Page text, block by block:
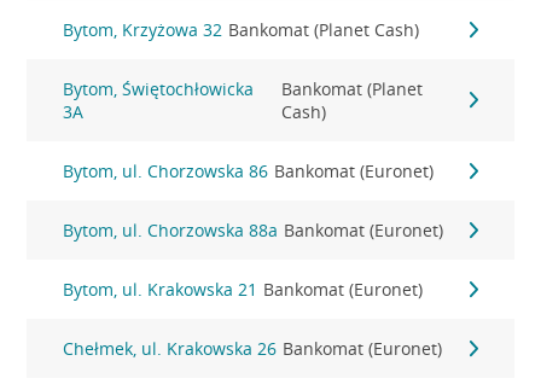
Bytom, Krzyżowa 32 Bankomat (Planet Cash)
Bytom, Świętochłowicka
3A
Bankomat (Planet
Cash)
Bytom, ul. Chorzowska 86 Bankomat (Euronet)
Bytom, ul. Chorzowska 88a Bankomat (Euronet)
Bytom, ul. Krakowska 21 Bankomat (Euronet)
Chełmek, ul. Krakowska 26 Bankomat (Euronet)